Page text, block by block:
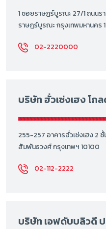
1 ซอยราษฎร์บูรณะ 27/1 ถนน
ราษฎร์บูรณะ กรุงเทพมหานคร
02-2220000
บริษัท ฮั่วเซ่งเฮง โก
255-257 อาคารฮั่วเซ่งเฮง 2
สัมพันธวงศ์ กรุงเทพฯ 10100
02-112-2222
บริษัท เอฟดับบลิวดี